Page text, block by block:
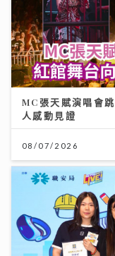
MC張天賦演唱會
人感動見證
08/07/2026